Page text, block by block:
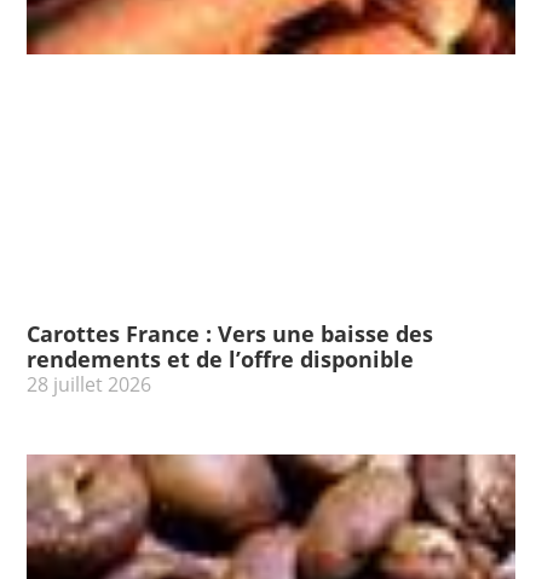
Carottes France : Vers une baisse des
rendements et de l’offre disponible
28 juillet 2026